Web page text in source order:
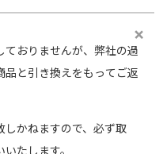
おりませんが、弊社の過
と引き換えをもってご返
かねますので、必ず取
たします。